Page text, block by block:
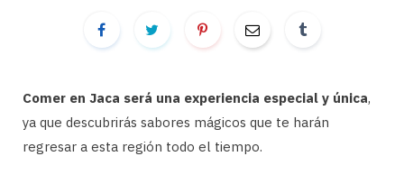
Comer en Jaca será una experiencia especial y única,
ya que descubrirás sabores mágicos que te harán
regresar a esta región todo el tiempo.